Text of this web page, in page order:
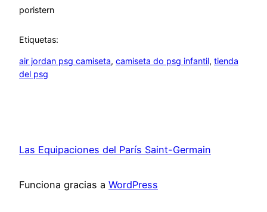
poristern
Etiquetas:
air jordan psg camiseta, camiseta do psg infantil, tienda
del psg
Las Equipaciones del París Saint-Germain
Funciona gracias a WordPress